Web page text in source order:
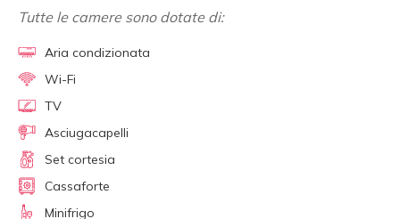
Tutte le camere sono dotate di:
Aria condizionata
Wi-Fi
TV
Asciugacapelli
Set cortesia
Cassaforte
Minifrigo